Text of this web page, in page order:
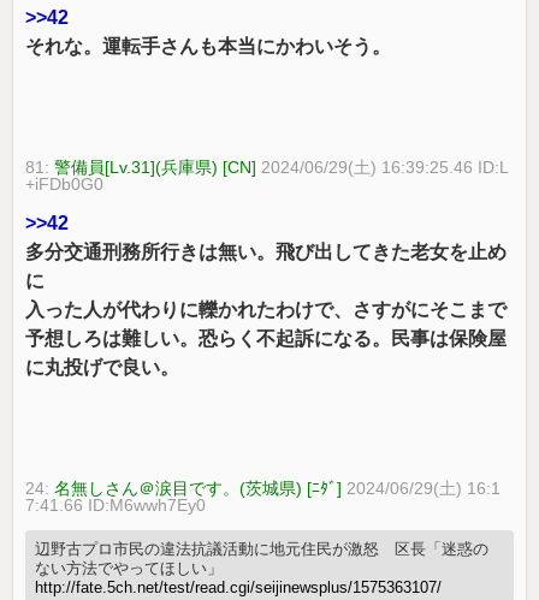
>>42
それな。運転手さんも本当にかわいそう。
81:警備員[Lv.31](兵庫県) [CN] 2024/06/29(土) 16:39:25.46 ID:L
+iFDb0G0
>>42
多分交通刑務所行きは無い。飛び出してきた老女を止め
に
入った人が代わりに轢かれたわけで、さすがにそこまで
予想しろは難しい。恐らく不起訴になる。民事は保険屋
に丸投げで良い。
24:名無しさん＠涙目です。(茨城県) [ﾆﾀﾞ] 2024/06/29(土) 16:1
7:41.66 ID:M6wwh7Ey0
辺野古プロ市民の違法抗議活動に地元住民が激怒 区長「迷惑の
ない方法でやってほしい」
http://fate.5ch.net/test/read.cgi/seijinewsplus/1575363107/